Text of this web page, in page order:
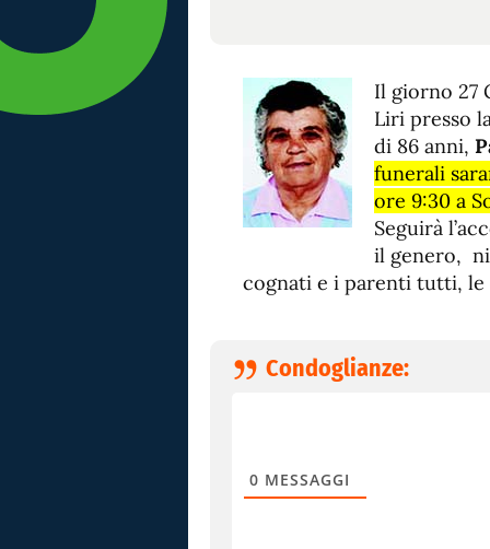
Il giorno 27
Liri presso
di 86 anni,
funerali
ore 9:30 a
Seguirà
il genero,
cognati e i parenti tutti, le
Condoglianze:
0 MESSAGGI